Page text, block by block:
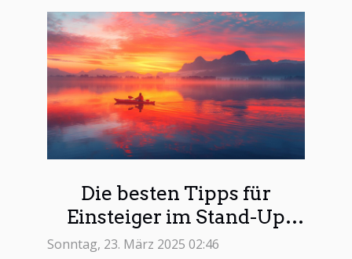
Die besten Tipps für
Einsteiger im Stand-Up
Paddling
Sonntag, 23. März 2025 02:46